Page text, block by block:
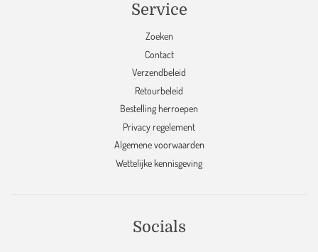
Service
Zoeken
Contact
Verzendbeleid
Retourbeleid
Bestelling herroepen
Privacy regelement
Algemene voorwaarden
Wettelijke kennisgeving
Socials